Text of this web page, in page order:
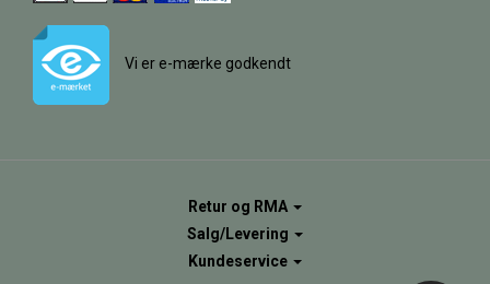
Vi er e-mærke godkendt
Retur og RMA
Salg/Levering
Kundeservice